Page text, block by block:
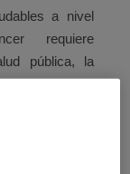
a nivel
requiere
pública, la
y los